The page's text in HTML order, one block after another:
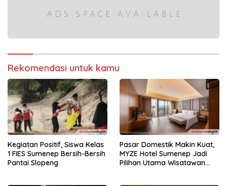
Rekomendasi untuk kamu
Kegiatan Positif, Siswa Kelas
1 FIES Sumenep Bersih-Bersih
Pantai Slopeng
Pasar Domestik Makin Kuat,
MYZE Hotel Sumenep Jadi
Pilihan Utama Wisatawan